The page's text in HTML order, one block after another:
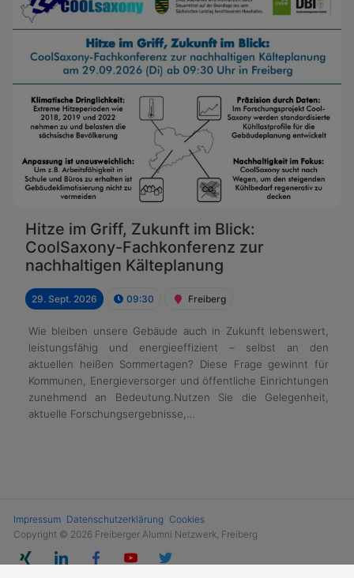
Hitze im Griff, Zukunft im Blick:
CoolSaxony-Fachkonferenz zur
nachhaltigen Kälteplanung
29. Sept. 2026 09:30 Freiberg
Wie bleiben unsere Gebäude auch in Zukunft lebenswert,
leistungsfähig und energieeffizient – selbst an den
aktuellen heißen Sommertagen? Diese Frage gewinnt für
Kommunen, Energieversorger und öffentliche Einrichtungen
zunehmend an Bedeutung.Nutzen Sie die Gelegenheit,
aktuelle Forschungsergebnisse,…
Impressum Datenschutzerklärung Cookies
Copyright © 2026 Freiberger Alumni Netzwerk, Freiberg